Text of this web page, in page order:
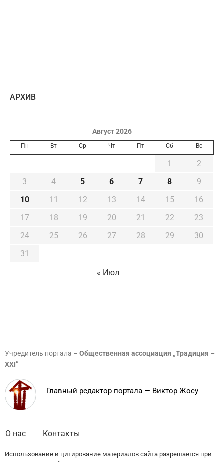
AРХИВ
Август 2026
Пн Вт Ср Чт Пт Сб Вс
1
2
3
4 5 6 7 8
9
10
11 12 13 14 15
16
17
18 19 20 21 22
23
24
25 26 27 28 29
30
31
« Июл
Учредитель портала – Общественная ассоциация „Традиция –
XXI”
Главный редактор портала — Виктор Жосу
О нас Контакты
Использование и цитирование материалов сайта разрешается при